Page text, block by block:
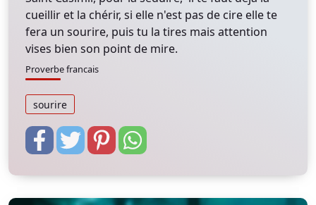
cueillir et la chérir, si elle n'est pas de cire elle te
fera un sourire, puis tu la tires mais attention
vises bien son point de mire.
Proverbe francais
sourire